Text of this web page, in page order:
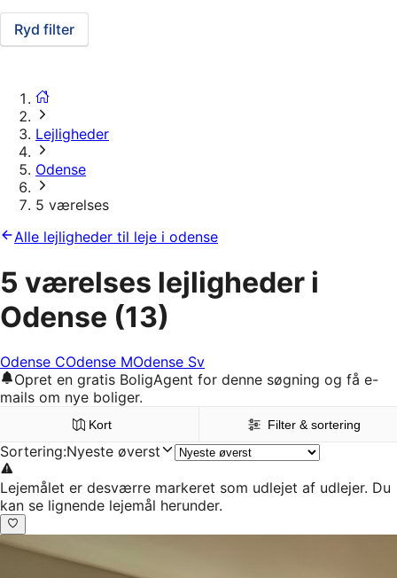
Ryd filter
Lejligheder
Odense
5 værelses
Alle lejligheder til leje i odense
5 værelses lejligheder i
Odense (13)
Odense COdense MOdense Sv
Opret en gratis BoligAgent for denne søgning og få e-
mails om nye boliger.
Kort Filter & sortering
Sortering:Nyeste øverst
Lejemålet er desværre markeret som udlejet af udlejer. Du
kan se lignende lejemål herunder.